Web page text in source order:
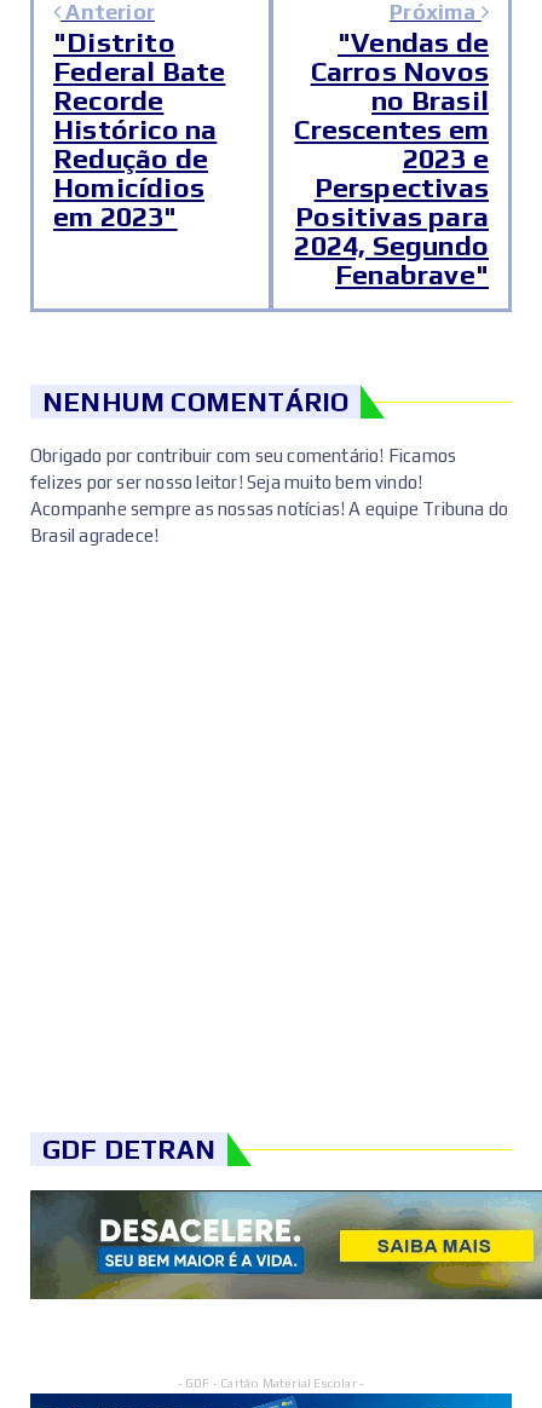
Anterior
"Distrito
Federal Bate
Recorde
Histórico na
Redução de
Homicídios
em 2023"
Próxima
"Vendas de
Carros Novos
no Brasil
Crescentes em
2023 e
Perspectivas
Positivas para
2024, Segundo
Fenabrave"
NENHUM COMENTÁRIO
Obrigado por contribuir com seu comentário! Ficamos
felizes por ser nosso leitor! Seja muito bem vindo!
Acompanhe sempre as nossas notícias! A equipe Tribuna do
Brasil agradece!
GDF DETRAN
- GDF - Cartão Material Escolar -